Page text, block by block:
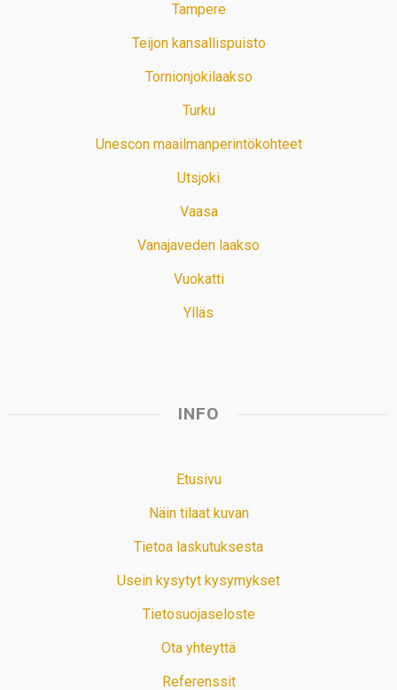
Tampere
Teijon kansallispuisto
Tornionjokilaakso
Turku
Unescon maailmanperintökohteet
Utsjoki
Vaasa
Vanajaveden laakso
Vuokatti
Ylläs
INFO
Etusivu
Näin tilaat kuvan
Tietoa laskutuksesta
Usein kysytyt kysymykset
Tietosuojaseloste
Ota yhteyttä
Referenssit